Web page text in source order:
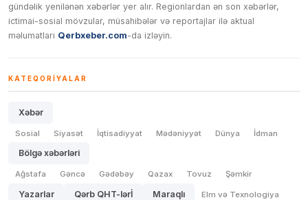
gündəlik yenilənən xəbərlər yer alır. Regionlardan ən son xəbərlər,
ictimai-sosial mövzular, müsahibələr və reportajlar ilə aktual
məlumatları Qerbxeber.com-da izləyin.
KATEQORIYALAR
Xəbər
Sosial Siyasət İqtisadiyyat Mədəniyyət Dünya İdman
Bölgə xəbərləri
Ağstafa Gəncə Gədəbəy Qazax Tovuz Şəmkir
Yazarlar Qərb QHT-lərİ Maraqlı Elm və Texnologiya